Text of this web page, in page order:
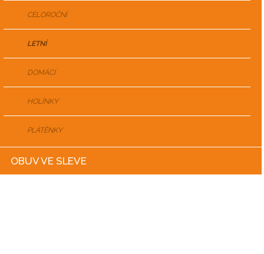
CELOROČNÍ
LETNÍ
DOMÁCÍ
HOLÍNKY
PLÁTĚNKY
OBUV VE SLEVE